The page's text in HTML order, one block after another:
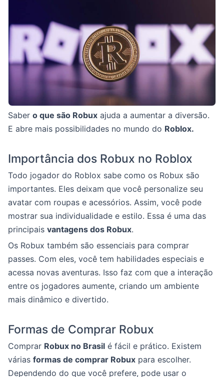
Saber o que são Robux ajuda a aumentar a diversão.
E abre mais possibilidades no mundo do Roblox.
Importância dos Robux no Roblox
Todo jogador do Roblox sabe como os Robux são
importantes. Eles deixam que você personalize seu
avatar com roupas e acessórios. Assim, você pode
mostrar sua individualidade e estilo. Essa é uma das
principais vantagens dos Robux.
Os Robux também são essenciais para comprar
passes. Com eles, você tem habilidades especiais e
acessa novas aventuras. Isso faz com que a interação
entre os jogadores aumente, criando um ambiente
mais dinâmico e divertido.
Formas de Comprar Robux
Comprar Robux no Brasil é fácil e prático. Existem
várias formas de comprar Robux para escolher.
Dependendo do que você prefere, pode usar o